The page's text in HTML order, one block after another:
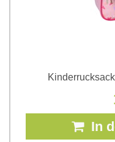
In